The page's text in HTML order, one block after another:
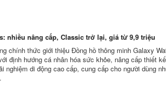
nhiều nâng cấp, Classic trở lại, giá từ 9,9 triệu
chính thức giới thiệu Đồng hồ thông minh Galaxy
định hướng cá nhân hóa sức khỏe, nâng cấp thiết
nghiệm di động cao cấp, cung cấp cho người dùng